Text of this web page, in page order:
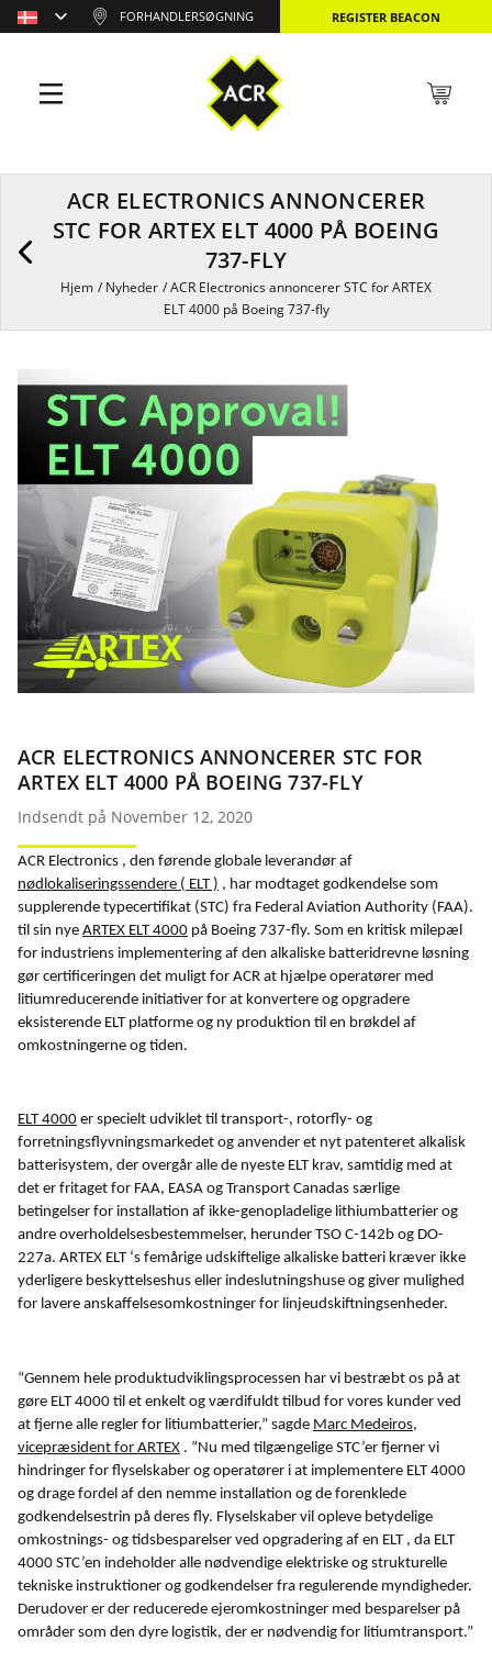
ACR ELECTRONICS ANNONCERER
STC FOR ARTEX ELT 4000 PÅ BOEING
737-FLY
Hjem /Nyheder /ACR Electronics annoncerer STC for ARTEX
ELT 4000 på Boeing 737-fly
ACR ELECTRONICS ANNONCERER STC FOR
ARTEX ELT 4000 PÅ BOEING 737-FLY
Indsendt på November 12, 2020
ACR Electronics , den førende globale leverandør af
nødlokaliseringssendere ( ELT ) , har modtaget godkendelse som
supplerende typecertifikat (STC) fra Federal Aviation Authority (FAA).
til sin nye ARTEX ELT 4000 på Boeing 737-fly. Som en kritisk milepæl
for industriens implementering af den alkaliske batteridrevne løsning
gør certificeringen det muligt for ACR at hjælpe operatører med
litiumreducerende initiativer for at konvertere og opgradere
eksisterende ELT platforme og ny produktion til en brøkdel af
omkostningerne og tiden.
ELT 4000 er specielt udviklet til transport-, rotorfly- og
forretningsflyvningsmarkedet og anvender et nyt patenteret alkalisk
batterisystem, der overgår alle de nyeste ELT krav, samtidig med at
det er fritaget for FAA, EASA og Transport Canadas særlige
betingelser for installation af ikke-genopladelige lithiumbatterier og
andre overholdelsesbestemmelser, herunder TSO C-142b og DO-
227a. ARTEX ELT ‘s femårige udskiftelige alkaliske batteri kræver ikke
yderligere beskyttelseshus eller indeslutningshuse og giver mulighed
for lavere anskaffelsesomkostninger for linjeudskiftningsenheder.
“Gennem hele produktudviklingsprocessen har vi bestræbt os på at
gøre ELT 4000 til et enkelt og værdifuldt tilbud for vores kunder ved
at fjerne alle regler for litiumbatterier,” sagde Marc Medeiros,
vicepræsident for ARTEX . “Nu med tilgængelige STC’er fjerner vi
hindringer for flyselskaber og operatører i at implementere ELT 4000
og drage fordel af den nemme installation og de forenklede
godkendelsestrin på deres fly. Flyselskaber vil opleve betydelige
omkostnings- og tidsbesparelser ved opgradering af en ELT , da ELT
4000 STC’en indeholder alle nødvendige elektriske og strukturelle
tekniske instruktioner og godkendelser fra regulerende myndigheder.
Derudover er der reducerede ejeromkostninger med besparelser på
områder som den dyre logistik, der er nødvendig for litiumtransport.”
FORHANDLERSØGNING REGISTER BEACON